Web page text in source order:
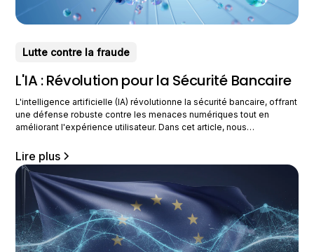
Lutte contre la fraude
L'IA : Révolution pour la Sécurité Bancaire
L'intelligence artificielle (IA) révolutionne la sécurité bancaire, offrant
une défense robuste contre les menaces numériques tout en
améliorant l'expérience utilisateur. Dans cet article, nous
bancaire. Comprendre les Nouvelles Menaces Numériques —
Diversification des menaces. À l'ère numérique, les menaces
bancaires se multiplient et se diversifient. Les
Lire plus